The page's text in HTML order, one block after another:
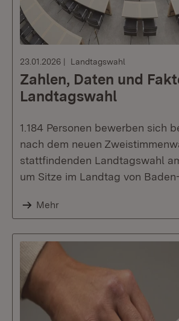
23.01.2026 Landtagswahl
Zahlen, Daten und
Landtagswahl
1.184 Personen bewerben sich
nach dem neuen
stattfindenden Landtagswahl
um Sitze im Landtag von
Mehr